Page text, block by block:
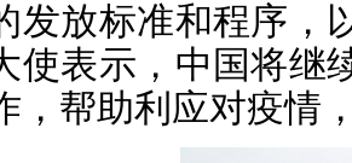
发放标准和程序，
使表示，中国将继
，帮助利应对疫情